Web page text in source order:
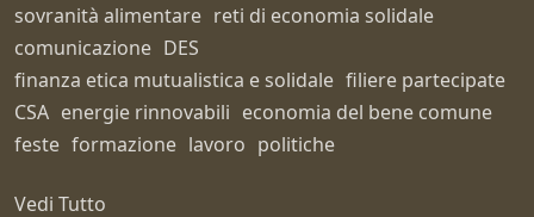
sovranità alimentare reti di economia solidale
comunicazione DES
finanza etica mutualistica e solidale filiere partecipate
CSA energie rinnovabili economia del bene comune
feste formazione lavoro politiche
Vedi Tutto